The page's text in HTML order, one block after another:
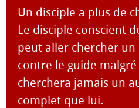
Un disciple a plus de
Le disciple conscient
peut aller chercher un
contre le guide
cherchera jamais un
complet que lui.